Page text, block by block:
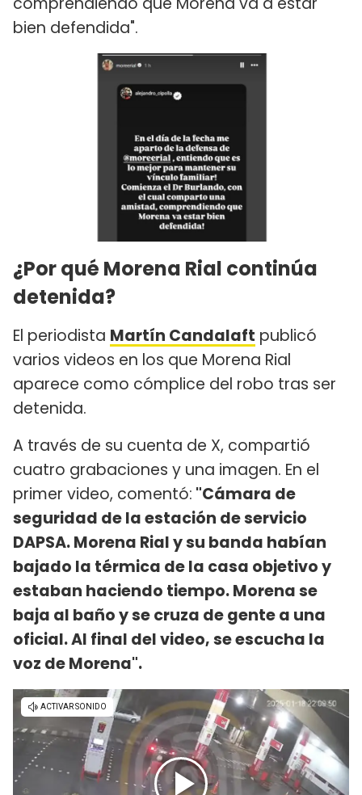
bien defendida".
¿Por qué Morena Rial continúa
detenida?
El periodista Martín Candalaft publicó
varios videos en los que Morena Rial
aparece como cómplice del robo tras ser
detenida.
A través de su cuenta de X, compartió
cuatro grabaciones y una imagen. En el
primer video, comentó: "Cámara de
seguridad de la estación de servicio
DAPSA. Morena Rial y su banda habían
bajado la térmica de la casa objetivo y
estaban haciendo tiempo. Morena se
baja al baño y se cruza de gente a una
oficial. Al final del video, se escucha la
voz de Morena".